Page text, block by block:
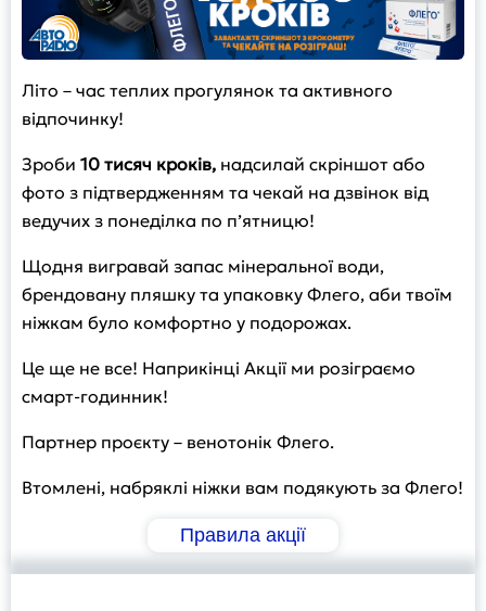
Літо – час теплих прогулянок та активного
відпочинку!
Зроби 10 тисяч кроків, надсилай скріншот або
фото з підтвердженням та чекай на дзвінок від
ведучих з понеділка по п’ятницю!
Щодня вигравай запас мінеральної води,
брендовану пляшку та упаковку Флего, аби твоїм
ніжкам було комфортно у подорожах.
Це ще не все! Наприкінці Акції ми розіграємо
смарт-годинник!
Партнер проєкту – венотонiк Флего.
Втомлені, набряклі ніжки вам подякують за Флего!
Правила акції